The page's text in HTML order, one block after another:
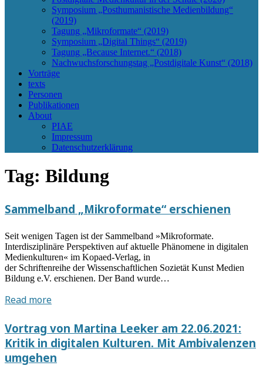
Symposium „Posthumanistische Medienbildung“
(2019)
Tagung „Mikroformate“ (2019)
Symposium „Digital Things“ (2019)
Tagung „Because Internet.“ (2018)
Nachwuchsforschungstag „Postdigitale Kunst“ (2018)
Vorträge
texts
Personen
Publikationen
About
PIAE
Impressum
Datenschutzerklärung
Tag: Bildung
Sammelband „Mikroformate“ erschienen
Seit wenigen Tagen ist der Sammelband »Mikroformate.
Interdisziplinäre Perspektiven auf aktuelle Phänomene in digitalen
Medienkulturen« im Kopaed-Verlag, in
der Schriftenreihe der Wissenschaftlichen Sozietät Kunst Medien
Bildung e.V. erschienen. Der Band wurde…
Read moreSammelband
erschienen
Vortrag von Martina Leeker am 22.06.2021:
Kritik in digitalen Kulturen. Mit Ambivalenzen
umgehen